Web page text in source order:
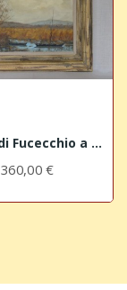
Padule di Fucecchio a Ponte Buggianese (II)
360,00 €